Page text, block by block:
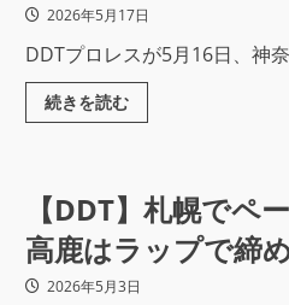
2026年5月17日
DDTプロレスが5月16日、神
続きを読む
【DDT】札幌でペ
高鹿はラップで締
2026年5月3日